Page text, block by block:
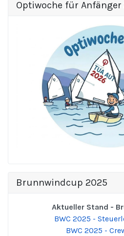
Optiwoche für Anfänger
Brunnwindcup 2025
Aktueller Stand -
BWC 2025 -
BWC 2025 -